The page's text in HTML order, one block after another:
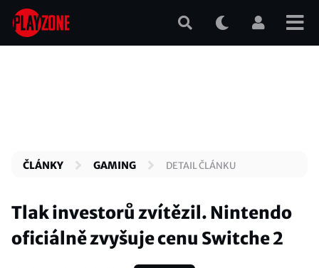
Přejít
hlavnímu
ČLÁNKY GAMING DETAIL ČLÁNKU
Tlak investorů zvítězil. Nintendo
oficiálně zvyšuje cenu Switche 2